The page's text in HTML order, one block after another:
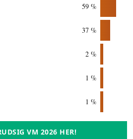
59 %
37 %
2 %
1 %
1 %
VM 2026 HER!